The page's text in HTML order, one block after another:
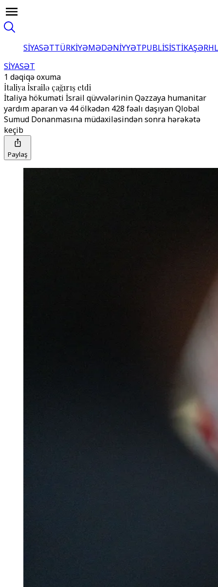
SİYASƏTTÜRKİYƏMƏDƏNİYYƏTPUBLİSİSTİKA
SİYASƏT
1 dəqiqə oxuma
İtaliya İsrailə çağırış etdi
İtaliya hökuməti İsrail qüvvələrinin Qəzzaya humanitar
yardım aparan və 44 ölkədən 428 fəalı daşıyan Qlobal
Sumud Donanmasına müdaxiləsindən sonra hərəkətə
keçib
Paylaş